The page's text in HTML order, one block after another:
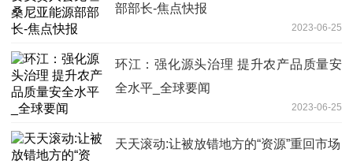
部部长-焦点快报
2023-06-25
环江：强化源头治理 提升农产品质量安
全水平_全球要闻
2023-06-25
天天滚动:让被放错地方的“资源”重回市场